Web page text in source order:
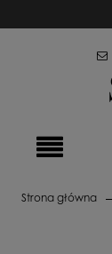
Strona główna